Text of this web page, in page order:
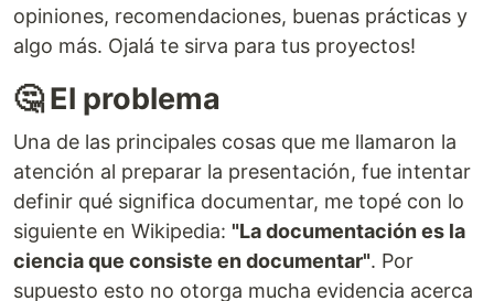
opiniones, recomendaciones, buenas prácticas y
algo más. Ojalá te sirva para tus proyectos!
🤔 El problema
Una de las principales cosas que me llamaron la
atención al preparar la presentación, fue intentar
definir qué significa documentar, me topé con lo
siguiente en Wikipedia: "La documentación es la
ciencia que consiste en documentar". Por
supuesto esto no otorga mucha evidencia acerca